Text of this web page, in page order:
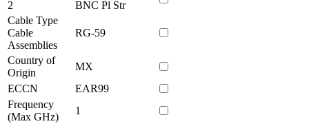
2
BNC Pl Str
Cable Type
Cable
Assemblies
RG-59
Country of
Origin
MX
ECCN
EAR99
Frequency
(Max GHz)
1